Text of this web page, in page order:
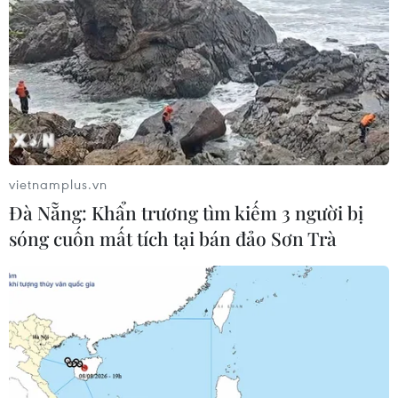
trong sửa đổi Luật hiến, ghép mô,
tạng
03/08/2026 14:44
Quảng Ninh chấm dứt cơ sở giết mổ
động vật không đủ điều kiện trước
31/10
03/08/2026 11:31
Bệnh viện hạng đặc biệt cơ sở Ninh
Bình khẳng định "cánh tay nối dài"
03/08/2026 07:15
Bộ Y tế: Đề xuất quỹ Bảo hiểm y tế
vietnamplus.vn
Đà Nẵng: Khẩn trương tìm kiếm 3 người bị
sóng cuốn mất tích tại bán đảo Sơn Trà